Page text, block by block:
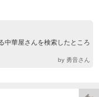
中華屋さんを検索したところ
by 勇音さん